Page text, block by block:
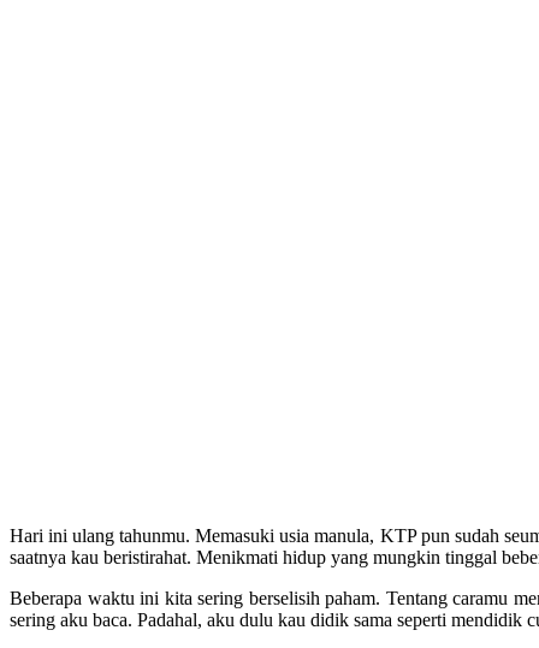
Hari ini ulang tahunmu. Memasuki usia manula, KTP pun sudah
saatnya kau beristirahat. Menikmati hidup yang mungkin tinggal
Beberapa waktu ini kita sering berselisih paham. Tentang caramu
sering aku baca. Padahal, aku dulu kau didik sama seperti mendidik